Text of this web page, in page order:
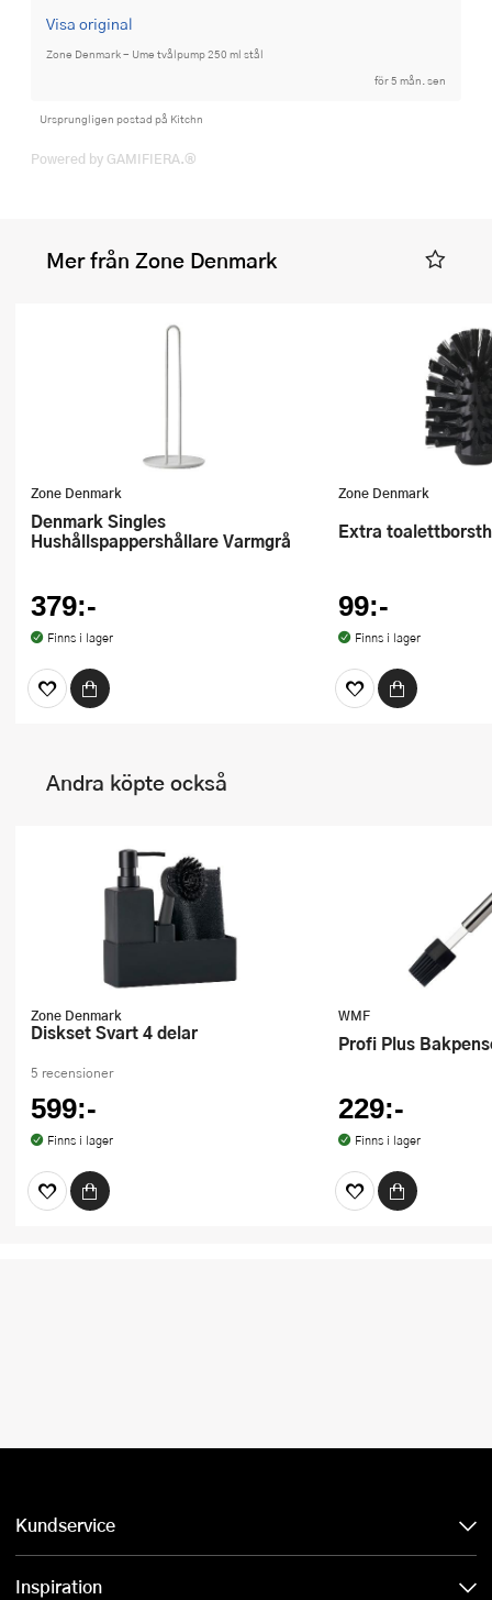
Visa original
Zone Denmark - Ume tvålpump 250 ml stål
för 5 mån. sen
Ursprungligen postad på Kitchn
Powered by GAMIFIERA.®
Mer från Zone Denmark
Zone Denmark
Denmark Singles
Hushållspappershållare Varmgrå
379:-
Finns i lager
Zone Denmark
Extra
99:-
Finns i lager
Andra köpte också
Zone Denmark
Diskset Svart 4 delar
5 recensioner
599:-
Finns i lager
WMF
Profi Plus
229:-
Finns i lager
Kundservice
Inspiration